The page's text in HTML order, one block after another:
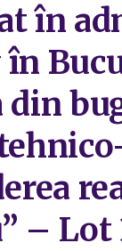
în
din
– Lot